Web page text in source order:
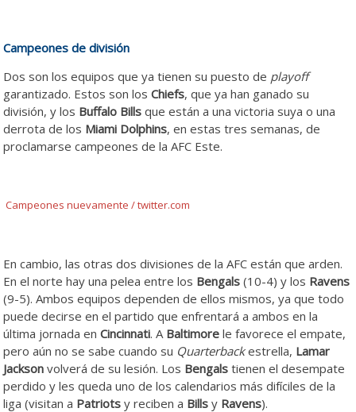
Campeones de división
Dos son los equipos que ya tienen su puesto de playoff
garantizado. Estos son losChiefs, que ya han ganado su
división, y los Buffalo Bills que están a una victoria suya o una
derrota de los Miami Dolphins, en estas tres semanas, de
proclamarse campeones de la AFC Este.
Campeones nuevamente / twitter.com
En cambio, las otras dos divisiones de la AFC están que arden.
En el norte hay una pelea entre los Bengals (10-4) y los Ravens
(9-5). Ambos equipos dependen de ellos mismos, ya que todo
puede decirse en el partido que enfrentará a ambos en la
última jornada enCincinnati. A Baltimore le favorece el empate,
pero aún no se sabe cuando su Quarterbackestrella, Lamar
Jackson volverá de su lesión. Los Bengals tienen el desempate
perdido y les queda uno de los calendarios más difíciles de la
liga (visitan a Patriots y reciben a Bills y Ravens).